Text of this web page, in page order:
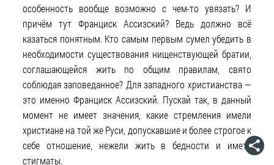
особенность вообще возможно с чем-то увязать? И
причём тут Франциск Ассизский? Ведь должно всё
казаться понятным. Кто самым первым сумел убедить в
необходимости существования нищенствующей братии,
соглашающейся жить по общим правилам, свято
соблюдая заповеданное? Для западного христианства —
это именно Франциск Ассизский. Пускай так, в данный
момент не имеет значения, какие стремления имели
христиане на той же Руси, допускавшие и более строгое к
себе отношение, нежели жить в бедности и иметь
стигматы.